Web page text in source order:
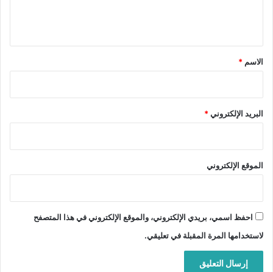
*
الاسم *
البريد الإلكتروني*
الموقع الإلكتروني
احفظ اسمي، بريدي الإلكتروني، والموقع الإلكتروني في هذا المتصفح
لاستخدامها المرة المقبلة في تعليقي.